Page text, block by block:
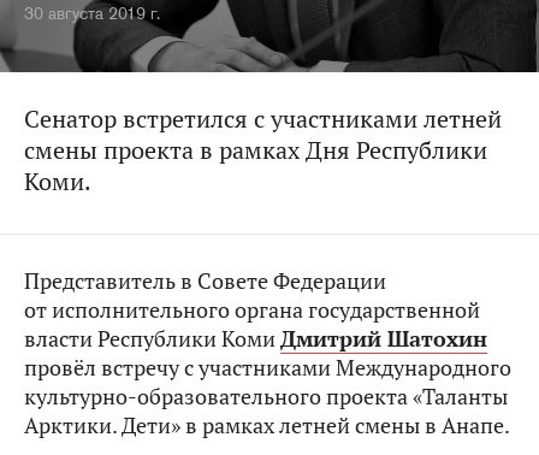
30 августа 2019 г.
Сенатор встретился с участниками летней
смены проекта в рамках Дня Республики
Коми.
Представитель в Совете Федерации
от исполнительного органа государственной
власти Республики КомиДмитрий Шатохин
провёл встречу с участниками Международного
культурно-образовательного проекта «Таланты
Арктики. Дети» в рамках летней смены в Анапе.